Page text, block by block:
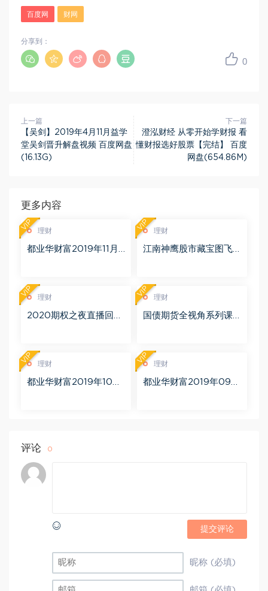
百度网 财网
0
分享到：
上一篇
【吴剑】2019年4月11月益学
堂吴剑晋升解盘视频 百度网盘
(16.13G)
下一篇
澄泓财经 从零开始学财报 看
懂财报选好股票【完结】 百度
网盘(654.86M)
更多内容
理财
都业华财富2019年11月
VIP 理财
江南神鹰股市藏宝图飞
VIP
理财
2020期权之夜直播回放
VIP 理财
国债期货全视角系列课
VIP
理财
都业华财富2019年10月
VIP 理财
都业华财富2019年09月
VIP
评论 0
提交评论
昵称 (必填)